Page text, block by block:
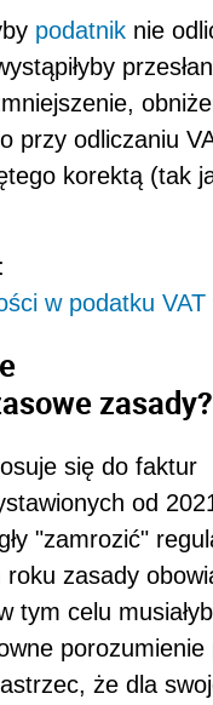
podatnik nie
przy odliczaniu
korektą (tak
w podatku VAT
zasady?
się do faktur
od
"zamrozić"
zasady
tym celu
porozumienie
że dla